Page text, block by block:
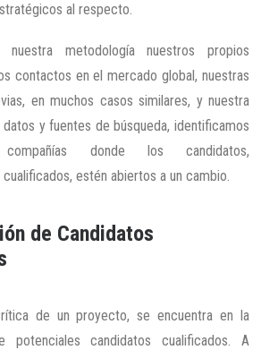
al respecto.
nuestra metodología nuestros propios
contactos en el mercado global, nuestras
en muchos casos similares, y nuestra
y fuentes de búsqueda, identificamos
donde los candidatos,
estén abiertos a un cambio.
de Candidatos
de un proyecto, se encuentra en la
potenciales candidatos cualificados. A